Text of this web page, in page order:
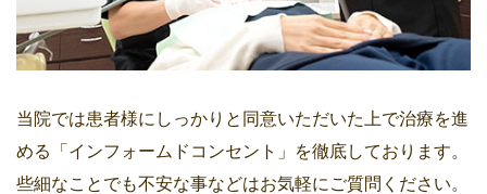
当院では患者様にしっかりと同意いただいた上で治療を進
める「インフォームドコンセント」を徹底しております。
些細なことでも不安な事などはお気軽にご質問ください。